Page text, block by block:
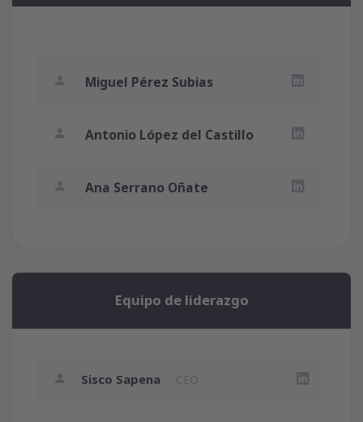
Miguel Pérez Subias
Antonio López del Castillo
Ana Serrano Oñate
Equipo de liderazgo
Sisco Sapena CEO